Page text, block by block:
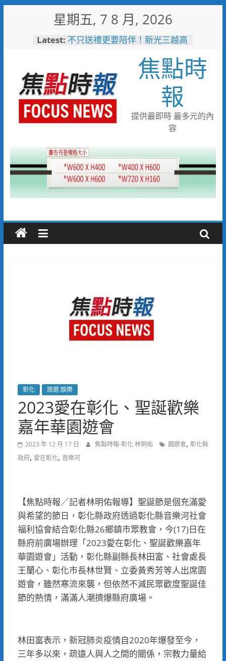
星期五, 7 8 月, 2026
Latest: 不只送禮更要陪伴！新光三越高
家庭體驗成熱門首選
台中市代表隊在花蓮綻放青春與
夢想 2026國際少年運動會勇奪
8金6銀6銅
宜蘭童玩節玩水後吃什麼？礁溪
「動涮」宜蘭獨家溫體牛、豬、
羊、雞 父親節聚餐新選擇
詐團收水手現身就栽了！前鎮警
黑手
臺東縣政府邀您「2026台東最
美星空」父親節帶爸爸追星去！
焦點時
報
提供最即時 最多元的內
容
彰化 旅遊.娛樂
2023愛在彰化、聖誕歡樂
嘉年華園遊會
2023 年 12 月 17 日 焦點時報-彰化 林明佑 園遊會, 彰化縣
政府, 愛在彰化, 音樂河
【焦點時報／記者林明佑報導】聖誕節是個充滿愛
與希望的節日，彰化縣政府透過彰化縣音樂河社會
福利協會結合彰化縣26鄉鎮市眾教會，今(17)日在
縣府前廣場辦理「2023愛在彰化、聖誕歡樂嘉年
華園遊會」活動，彰化縣副縣長林田富、社會處長
王蘭心、彰化市長林世賢、立委黃秀芳等人出席園
遊會，雖然寒流來襲，但依然不減民眾歡度聖誕佳
節的熱情，滿滿人潮擠爆縣府廣場。
林田富表示，新冠肺炎疫情自2020年爆發至今，
三年多以來，疏遠人與人之間的關係，宗教力量給